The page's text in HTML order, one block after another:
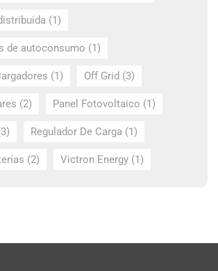
(1)
de autoconsumo (1)
(1) Off Grid (3)
(2) Panel Fotovoltaico (1)
Regulador De Carga (1)
(2) Victron Energy (1)